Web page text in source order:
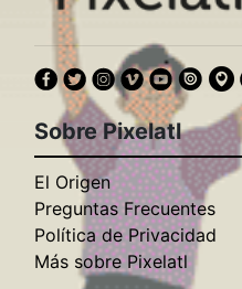
Sobre Pixelatl
El Origen
Preguntas Frecuentes
Política de Privacidad
Más sobre Pixelatl